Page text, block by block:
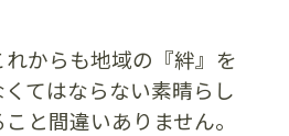
からも地域の『絆』を
てはならない素晴らし
と間違いありません。